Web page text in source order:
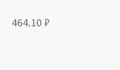
464.10 ₽